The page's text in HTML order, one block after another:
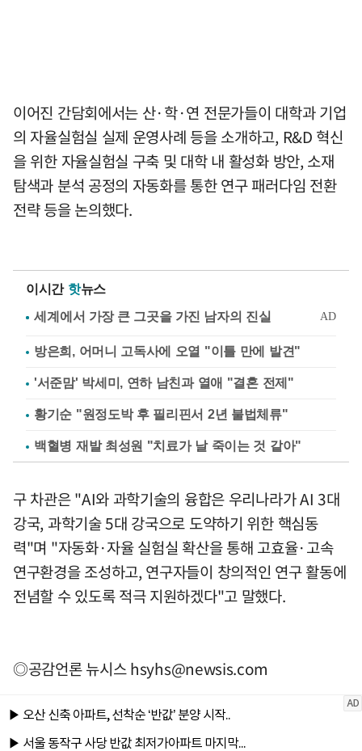
이어진 간담회에서는 산·학·연 전문가들이 대학과 기업
의 자율실험실 실제 운영사례 등을 소개하고, R&D 혁신
을 위한 자율실험실 구축 및 대학 내 활성화 방안, 소재
탐색과 분석 공정의 자동화를 통한 연구 패러다임 전환
전략 등을 논의했다.
이시간 핫뉴스
방은희, 어머니 고독사에 오열 "이틀 만에 발견"
'서준맘' 박세미, 연하 남친과 열애 "결혼 전제"
황기순 "원정도박 후 필리핀서 2년 불법체류"
백혈병 재발 최성원 "치료가 날 죽이는 것 같아"
구 차관은 "AI와 과학기술의 융합은 우리나라가 AI 3대
강국, 과학기술 5대 강국으로 도약하기 위한 핵심동
력"며 "자동화·자율 실험실 확산을 통해 고효율·고속
연구환경을 조성하고, 연구자들이 창의적인 연구 활동에
전념할 수 있도록 적극 지원하겠다"고 말했다.
◎공감언론 뉴시스hsyhs@newsis.com